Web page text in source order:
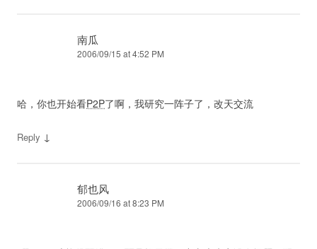
南瓜
2006/09/15 at 4:52 PM
哈，你也开始看P2P了啊，我研究一阵子了，改天交流
Reply ↓
郁也风
2006/09/16 at 8:23 PM